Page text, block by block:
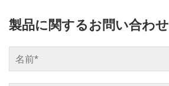
製品に関するお問い合わせ